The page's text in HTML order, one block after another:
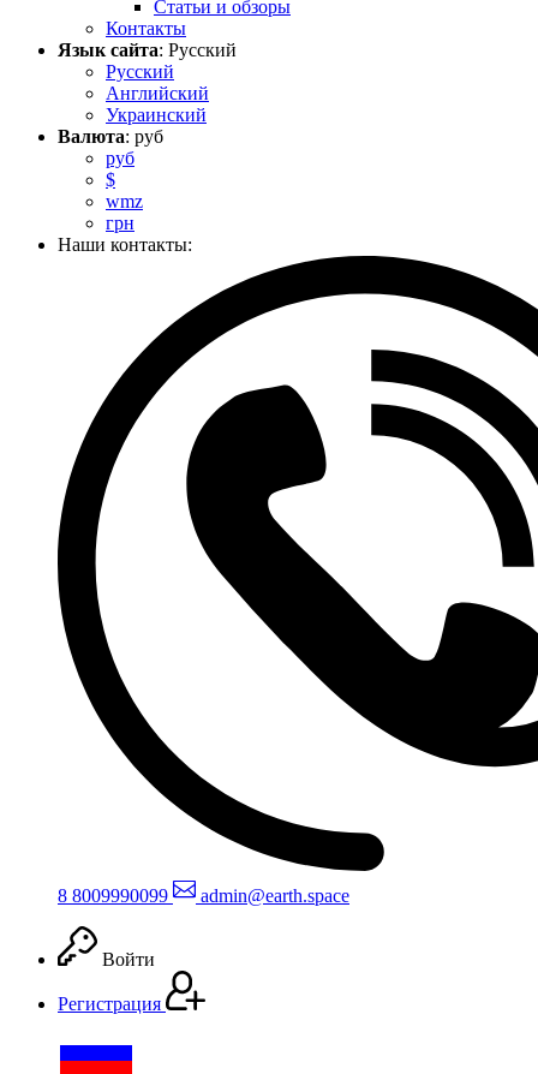
Статьи и обзоры
Контакты
Язык сайта: Русский
Русский
Английский
Украинский
Валюта: руб
руб
$
wmz
грн
Наши контакты:
8 8009990099 admin@earth.space
Войти
Регистрация